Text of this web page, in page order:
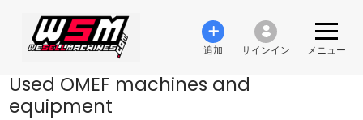
追加 サインイン メニュー
Used OMEF machines and
equipment